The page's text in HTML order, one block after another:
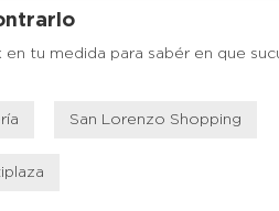
en tu medida para sabér en que
San Lorenzo Shopping